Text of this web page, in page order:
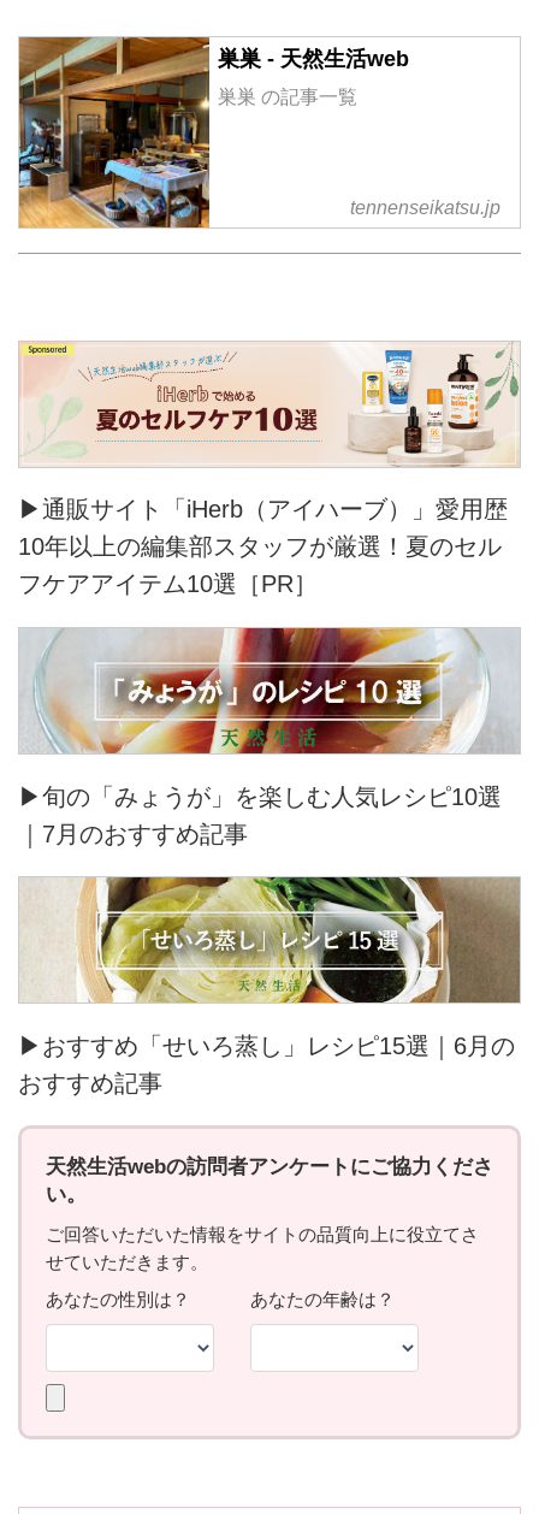
巣巣 - 天然生活web
巣巣 の記事一覧
tennenseikatsu.jp
▶通販サイト「iHerb（アイハーブ）」愛用歴
10年以上の編集部スタッフが厳選！夏のセル
フケアアイテム10選［PR］
▶旬の「みょうが」を楽しむ人気レシピ10選
｜7月のおすすめ記事
▶おすすめ「せいろ蒸し」レシピ15選｜6月の
おすすめ記事